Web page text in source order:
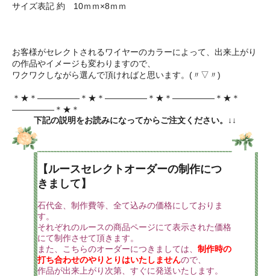
サイズ表記 約 10ｍｍ×8ｍｍ
お客様がセレクトされるワイヤーのカラーによって、出来上がり
の作品やイメージも変わりますので、
ワクワクしながら選んで頂ければと思います。(〃▽〃)
＊★＊―――――＊★＊―――――＊★＊―――――＊★＊
―――――＊★＊
下記の説明をお読みになってからご注文ください。↓↓
【ルースセレクトオーダーの制作につ
きまして】
石代金、制作費等、全て込みの価格にしておりま
す。
それぞれのルースの商品ページにて表示された価格
にて制作させて頂きます。
また、こちらのオーダーにつきましては、 制作時の
打ち合わせのやりとりはいたしませんので、
作品が出来上がり次第、すぐに発送いたします。